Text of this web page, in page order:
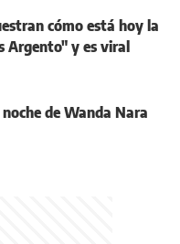
cómo está hoy la
Argento" y es viral
de Wanda Nara